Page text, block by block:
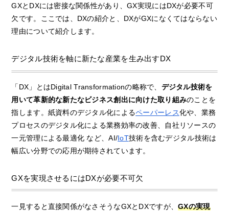
GXとDXには密接な関係性があり、GX実現にはDXが必要不可
欠です。ここでは、DXの紹介と、DXがGXになくてはならない
理由について紹介します。
デジタル技術を軸に新たな産業を生み出すDX
「DX」とはDigital Transformationの略称で、 デジタル技術を
用いて革新的な新たなビジネス創出に向けた取り組みのことを
指します。紙資料のデジタル化によるペーパーレス化や、業務
プロセスのデジタル化による業務効率の改善、自社リソースの
一元管理による最適化 など、AI/IoT技術を含むデジタル技術は
幅広い分野での応用が期待されています。
GXを実現させるにはDXが必要不可欠
一見すると直接関係がなさそうなGXとDXですが、GXの実現